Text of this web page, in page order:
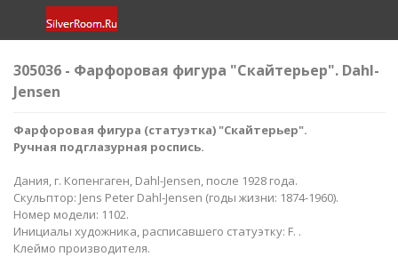
305036 - Фарфоровая фигура "Скайтерьер". Dahl-
Jensen
Фарфоровая фигура (статуэтка) "Скайтерьер".
Ручная подглазурная роспись.
Дания, г. Копенгаген, Dahl-Jensen, после 1928 года.
Скульптор: Jens Peter Dahl-Jensen (годы жизни: 1874-1960).
Номер модели: 1102.
Инициалы художника, расписавшего статуэтку: F. .
Клеймо производителя.